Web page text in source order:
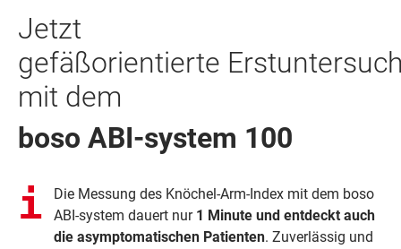
Jetzt
gefäßorientierte
mit dem
boso ABI-system 100
Die Messung des Knöchel-Arm-Index mit dem boso
ABI-system dauert nur 1 Minute und entdeckt auch
die asymptomatischen Patienten. Zuverlässig und